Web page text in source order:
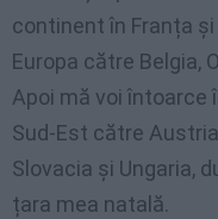
continent în Franța
Europa către Belgia,
Apoi mă voi întoarce
Sud-Est către
Slovacia și Ungaria,
țara mea natală.